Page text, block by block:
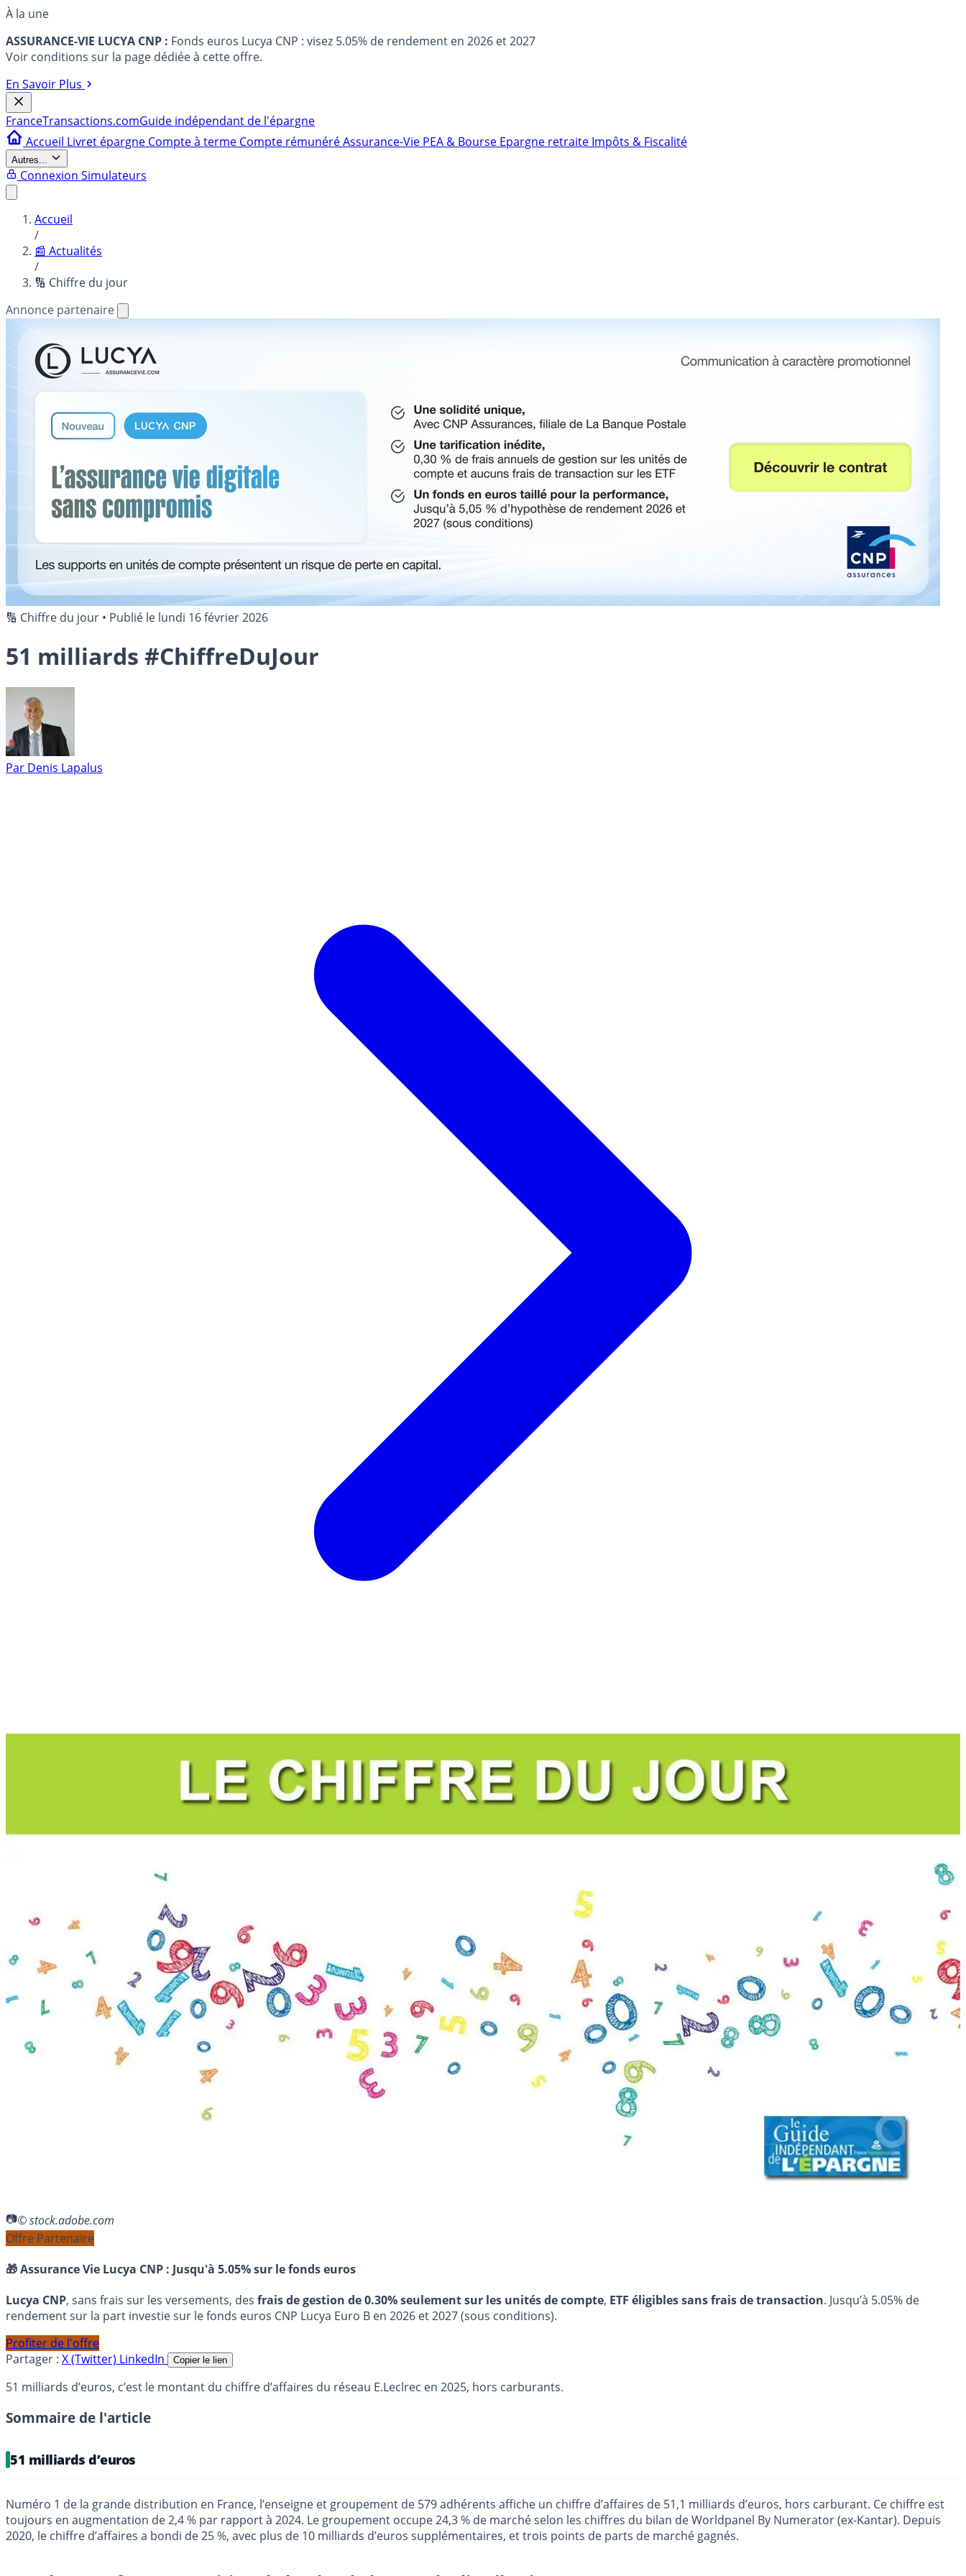
À la une
ASSURANCE-VIE LUCYA CNP : Fonds euros Lucya CNP : visez 5.05% de rendement en 2026 et 2027
Voir conditions sur la page dédiée à cette offre.
En Savoir Plus
FranceTransactions.comGuide indépendant de l'épargne
Accueil Livret épargne Compte à terme Compte rémunéréAssurance-Vie PEA & Bourse Epargne retraite Impôts & Fiscalité
Autres...
Connexion Simulateurs
Accueil
/
📰 Actualités
/
🔢 Chiffre du jour
Annonce partenaire
🔢 Chiffre du jour • Publié le lundi 16 février 2026
51 milliards #ChiffreDuJour
Par Denis Lapalus
© stock.adobe.com
Offre Partenaire
🎁 Assurance Vie Lucya CNP : Jusqu'à 5.05% sur le fonds euros
Lucya CNP, sans frais sur les versements, des frais de gestion de 0.30% seulement sur les unités de compte, ETF éligibles sans frais de transaction. Jusqu’à 5.05% de
rendement sur la part investie sur le fonds euros CNP Lucya Euro B en 2026 et 2027 (sous conditions).
Profiter de l'offre
Partager : X (Twitter) LinkedIn Copier le lien
51 milliards d’euros, c’est le montant du chiffre d’affaires du réseau E.Leclrec en 2025, hors carburants.
Sommaire de l'article
51 milliards d’euros
Numéro 1 de la grande distribution en France, l’enseigne et groupement de 579 adhérents affiche un chiffre d’affaires de 51,1 milliards d’euros, hors carburant. Ce chiffre est
toujours en augmentation de 2,4 % par rapport à 2024. Le groupement occupe 24,3 % de marché selon les chiffres du bilan de Worldpanel By Numerator (ex-Kantar). Depuis
2020, le chiffre d’affaires a bondi de 25 %, avec plus de 10 milliards d’euros supplémentaires, et trois points de parts de marché gagnés.